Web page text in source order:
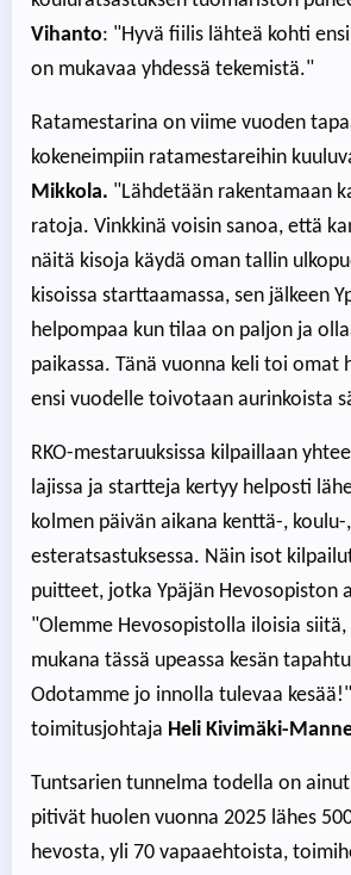
Vihanto: "Hyvä fiilis lähteä kohti
on mukavaa yhdessä tekemistä."
Ratamestarina on viime vuoden
kokeneimpiin ratamestareihin
Mikkola. "Lähdetään rakentamaan
ratoja. Vinkkinä voisin sanoa, että
näitä kisoja käydä oman tallin
kisoissa starttaamassa, sen jälkeen
helpompaa kun tilaa on paljon ja
paikassa. Tänä vuonna keli toi omat
ensi vuodelle toivotaan aurinkoista
RKO-mestaruuksissa kilpaillaan
lajissa ja startteja kertyy helposti
kolmen päivän aikana kenttä-,
esteratsastuksessa. Näin isot
puitteet, jotka Ypäjän Hevosopiston
"Olemme Hevosopistolla iloisia
mukana tässä upeassa kesän
Odotamme jo innolla tulevaa
toimitusjohtaja Heli Kivimäki-
Tuntsarien tunnelma todella on
pitivät huolen vuonna 2025 lähes
hevosta, yli 70 vapaaehtoista,